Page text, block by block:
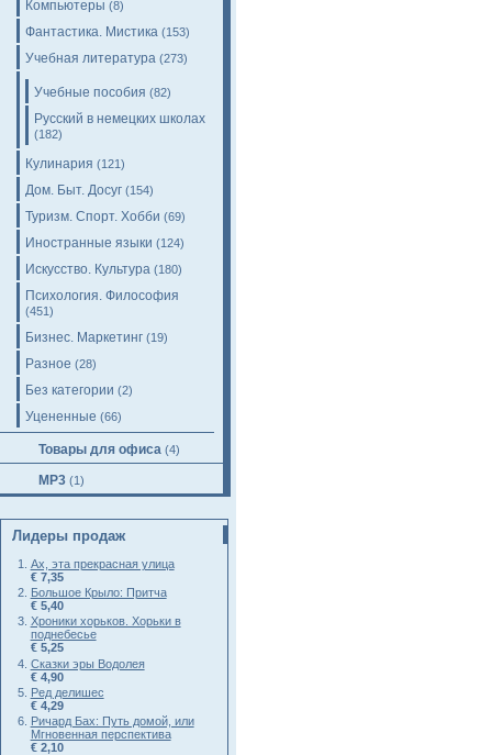
Компьютеры (8)
Фантастика. Мистика (153)
Учебная литература (273)
Учебные пособия (82)
Русский в немецких школах
(182)
Кулинария (121)
Дом. Быт. Досуг (154)
Туризм. Спорт. Хобби (69)
Иностранные языки (124)
Искусство. Культура (180)
Психология. Философия
(451)
Бизнес. Маркетинг (19)
Разное (28)
Без категории (2)
Уцененные (66)
Товары для офиса (4)
MP3 (1)
Лидеры продаж
Ах, эта прекрасная улица
€ 7,35
Большое Крыло: Притча
€ 5,40
Хроники хорьков. Хорьки в
поднебесье
€ 5,25
Сказки эры Водолея
€ 4,90
Ред делишес
€ 4,29
Ричард Бах: Путь домой, или
Мгновенная перспектива
€ 2,10